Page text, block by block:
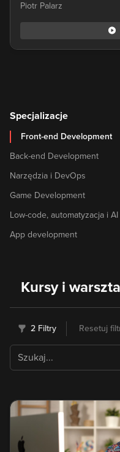
Piotr Palarz
Specjalizacje
Front-end Development
Back-end Development
Narzędzia i DevOps
Game Development
Low-code, automatyzacja i AI
App development
Kursy i
2 Filtry Resetuj